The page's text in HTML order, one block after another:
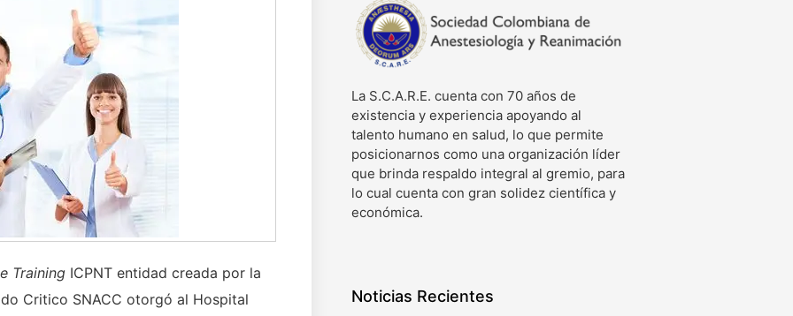
Training ICPNT entidad creada por la
Critico SNACC otorgó al Hospital
La S.C.A.R.E. cuenta con 70 años de
existencia y experiencia apoyando al
talento humano en salud, lo que permite
posicionarnos como una organización líder
que brinda respaldo integral al gremio, para
lo cual cuenta con gran solidez científica y
económica.
Noticias Recientes